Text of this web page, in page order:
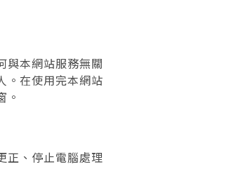
與本網站服務無關
。在使用完本網站
。
正、停止電腦處理